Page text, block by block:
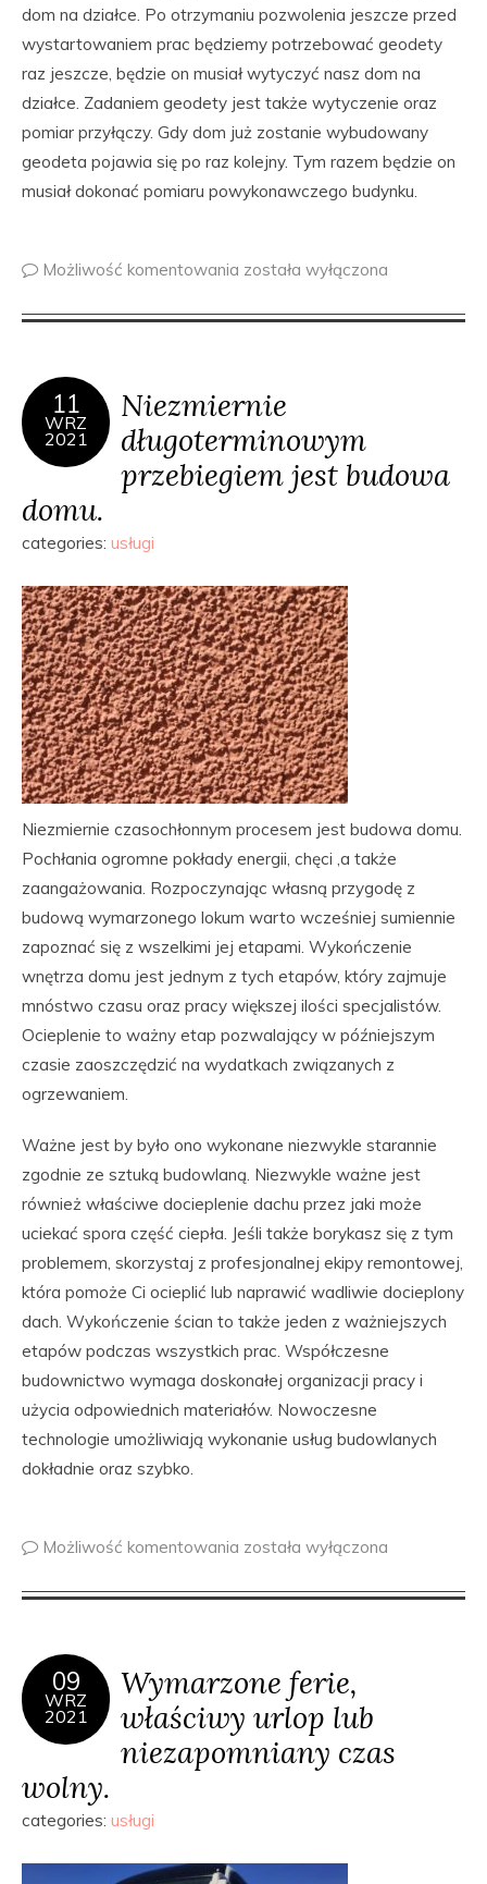
dom na działce. Po otrzymaniu pozwolenia jeszcze przed
wystartowaniem prac będziemy potrzebować geodety
raz jeszcze, będzie on musiał wytyczyć nasz dom na
działce. Zadaniem geodety jest także wytyczenie oraz
pomiar przyłączy. Gdy dom już zostanie wybudowany
geodeta pojawia się po raz kolejny. Tym razem będzie on
musiał dokonać pomiaru powykonawczego budynku.
Możliwość komentowania została wyłączona
11
WRZ
2021
Niezmiernie
długoterminowym
przebiegiem jest budowa
domu.
categories: usługi
Niezmiernie czasochłonnym procesem jest budowa domu.
Pochłania ogromne pokłady energii, chęci ,a także
zaangażowania. Rozpoczynając własną przygodę z
budową wymarzonego lokum warto wcześniej sumiennie
zapoznać się z wszelkimi jej etapami. Wykończenie
wnętrza domu jest jednym z tych etapów, który zajmuje
mnóstwo czasu oraz pracy większej ilości specjalistów.
Ocieplenie to ważny etap pozwalający w późniejszym
czasie zaoszczędzić na wydatkach związanych z
ogrzewaniem.
Ważne jest by było ono wykonane niezwykle starannie
zgodnie ze sztuką budowlaną. Niezwykle ważne jest
również właściwe docieplenie dachu przez jaki może
uciekać spora część ciepła. Jeśli także borykasz się z tym
problemem, skorzystaj z profesjonalnej ekipy remontowej,
która pomoże Ci ocieplić lub naprawić wadliwie docieplony
dach. Wykończenie ścian to także jeden z ważniejszych
etapów podczas wszystkich prac. Współczesne
budownictwo wymaga doskonałej organizacji pracy i
użycia odpowiednich materiałów. Nowoczesne
technologie umożliwiają wykonanie usług budowlanych
dokładnie oraz szybko.
Możliwość komentowania została wyłączona
09
WRZ
2021
Wymarzone ferie,
właściwy urlop lub
niezapomniany czas
wolny.
categories: usługi